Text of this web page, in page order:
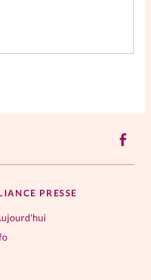
PRESSE